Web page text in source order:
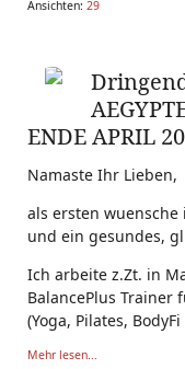
Ansichten: 29
ENDE APRIL
Namaste Ihr Lieben,
als ersten
und ein gesundes,
Ich arbeite z.Zt. in
BalancePlus Trainer
(Yoga, Pilates, BodyFi
Mehr lesen...